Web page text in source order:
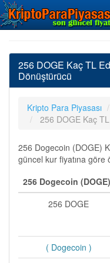
256 DOGE Kaç TL
Dönüştürücü
Kripto Para Piyasası
256 DOGE Kaç
256 Dogecoin (DOGE)
güncel kur fiyatına göre
256 Dogecoin
256 DOGE
( Dogecoin )